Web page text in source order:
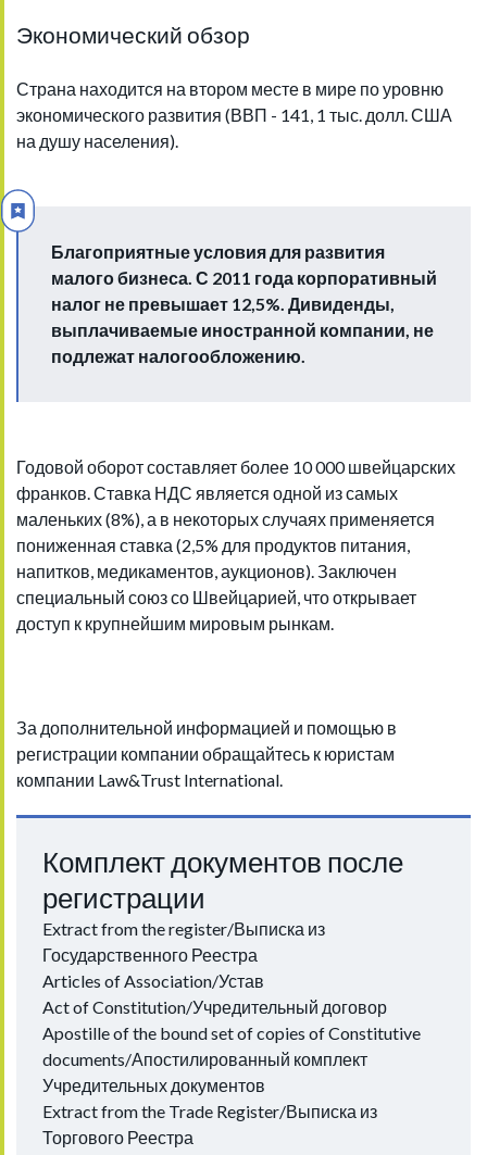
Экономический обзор
Страна находится на втором месте в мире по уровню
экономического развития (ВВП - 141, 1 тыс. долл. США
на душу населения).
Благоприятные условия для развития
малого бизнеса. С 2011 года корпоративный
налог не превышает 12,5%. Дивиденды,
выплачиваемые иностранной компании, не
подлежат налогообложению.
Годовой оборот составляет более 10 000 швейцарских
франков. Ставка НДС является одной из самых
маленьких (8%), а в некоторых случаях применяется
пониженная ставка (2,5% для продуктов питания,
напитков, медикаментов, аукционов). Заключен
специальный союз со Швейцарией, что открывает
доступ к крупнейшим мировым рынкам.
За дополнительной информацией и помощью в
регистрации компании обращайтесь к юристам
компании Law&Trust International.
Комплект документов после
регистрации
Extract from the register/Выписка из
Государственного Реестра
Articles of Association/Устав
Act of Constitution/Учредительный договор
Apostille of the bound set of copies of Constitutive
documents/Апостилированный комплект
Учредительных документов
Extract from the Trade Register/Выписка из
Торгового Реестра